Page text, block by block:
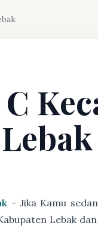
- Jika Kamu
Lebak